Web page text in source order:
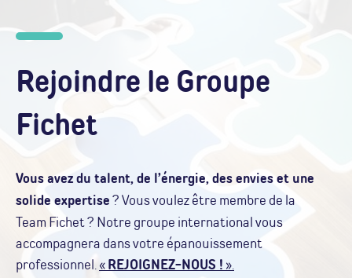
Rejoindre le Groupe
Fichet
Vous avez du talent, de l’énergie, des envies et une
solide expertise? Vous voulez être membre de la
Team Fichet ? Notre groupe international vous
accompagnera dans votre épanouissement
professionnel.«REJOIGNEZ-NOUS ! ».